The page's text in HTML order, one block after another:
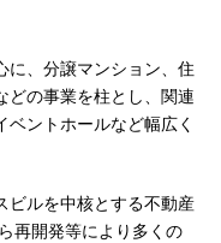
に、分譲マンション、住
どの事業を柱とし、関連
ントホールなど幅広く
ビルを中核とする不動産
再開発等により多くの